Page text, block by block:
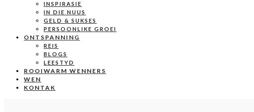
INSPIRASIE
IN DIE NUUS
GELD & SUKSES
PERSOONLIKE GROEI
ONTSPANNING
REIS
BLOGS
LEESTYD
ROOIWARM WENNERS
WEN
KONTAK